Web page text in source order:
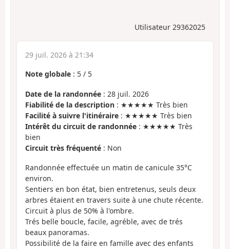
Utilisateur 29362025
29 juil. 2026 à 21:34
Note globale : 5 / 5
Date de la randonnée : 28 juil. 2026
Fiabilité de la description : ★★★★★ Très bien
Facilité à suivre l'itinéraire : ★★★★★ Très bien
Intérêt du circuit de randonnée : ★★★★★ Très
bien
Circuit très fréquenté : Non
Randonnée effectuée un matin de canicule 35°C
environ.
Sentiers en bon état, bien entretenus, seuls deux
arbres étaient en travers suite à une chute récente.
Circuit à plus de 50% à l'ombre.
Trés belle boucle, facile, agréble, avec de trés
beaux panoramas.
Possibilité de la faire en famille avec des enfants